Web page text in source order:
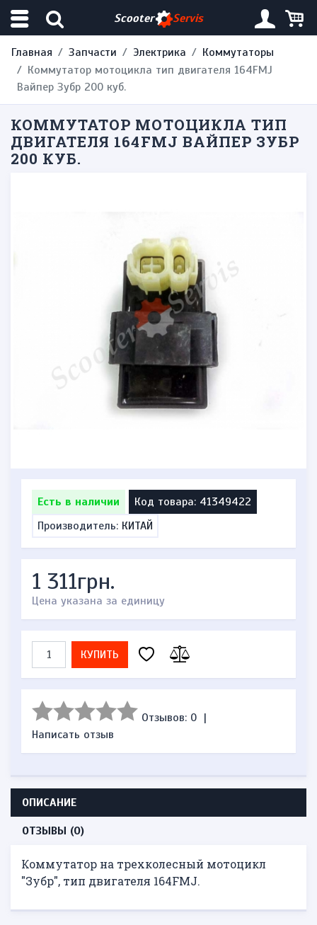
Scooter Servis
Главная Запчасти Электрика
Коммутаторы
Коммутатор мотоцикла тип двигателя 164FMJ
Вайпер Зубр 200 куб.
КОММУТАТОР МОТОЦИКЛА ТИП
ДВИГАТЕЛЯ 164FMJ ВАЙПЕР ЗУБР
200 КУБ.
Есть в наличии
Код товара: 41349422
Производитель: КИТАЙ
1 311грн.
Цена указана за единицу
КУПИТЬ
Отзывов: 0 |
Написать отзыв
ОПИСАНИЕ
ОТЗЫВЫ (0)
Коммутатор на трехколесный мотоцикл
"Зубр", тип двигателя 164FMJ.